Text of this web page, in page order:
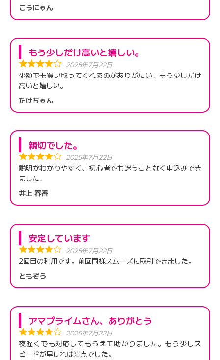
こうにゃん
もう少しだけ高いと嬉しい。
2025年7月22日
少額でも買い取ってくれるのがありがたい。もう少しだけ
高いと嬉しい。
たけちゃん
親切でした。
2025年7月22日
説明がわかりやすく、初心者でも迷うことなく申込みでき
ました。
井上 春香
安定しています
2025年7月22日
2回目の利用です。前回同様スムーズに取引できました。
ともぞう
アマプライムさん、ありがとう
2025年7月22日
夜遅くでも対応してもらえて助かりました。もう少しス
ピードが早ければ満点でした。